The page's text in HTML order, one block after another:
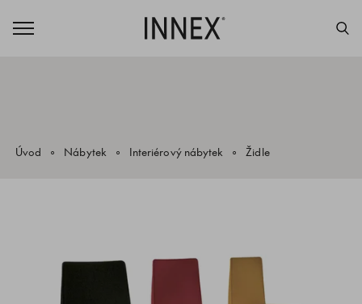
Úvod Nábytek Interiérový nábytek Židle